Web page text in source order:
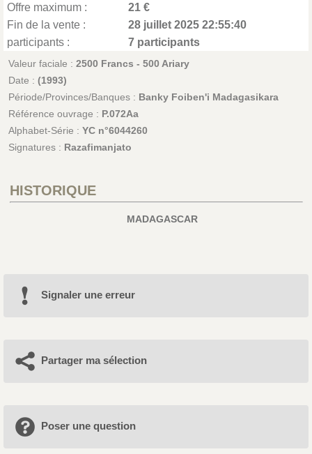
Offre maximum :
21 €
Fin de la vente :
28 juillet 2025 22:55:40
participants :
7 participants
Valeur faciale : 2500 Francs - 500 Ariary
Date : (1993)
Période/Provinces/Banques : Banky Foiben'i Madagasikara
Référence ouvrage : P.072Aa
Alphabet-Série : YC n°6044260
Signatures : Razafimanjato
HISTORIQUE
MADAGASCAR
Signaler une erreur
Partager ma sélection
Poser une question